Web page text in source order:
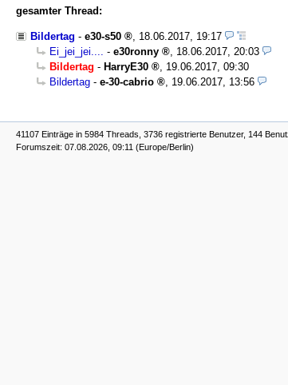
gesamter Thread:
Bildertag - e30-s50
18.06.2017, 19:17
Ei_jei_jei....
- e30ronny
18.06.2017, 20:03
Bildertag - HarryE30
19.06.2017, 09:30
Bildertag - e-30-cabrio 19.06.2017, 13:56
41107 Einträge in 5984 Threads, 3736 registrierte Benutzer, 144
Forumszeit: 07.08.2026, 09:11 (Europe/Berlin)